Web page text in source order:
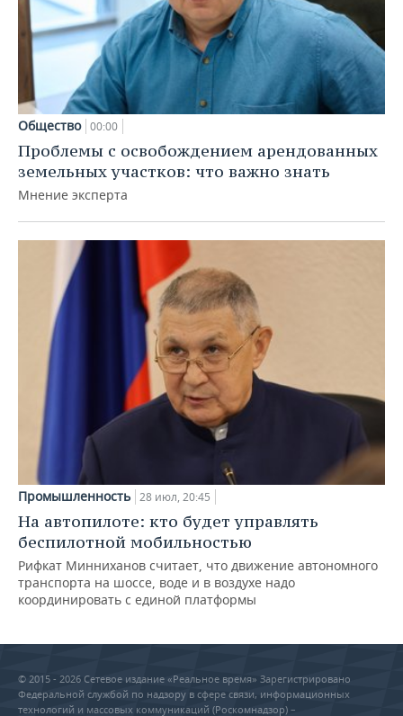
Общество 00:00
Проблемы с освобождением арендованных
земельных участков: что важно знать
Мнение эксперта
Промышленность 28 июл, 20:45
На автопилоте: кто будет управлять
беспилотной мобильностью
Рифкат Минниханов считает, что движение автономного
транспорта на шоссе, воде и в воздухе надо
координировать с единой платформы
© 2015 - 2026 Сетевое издание «Реальное время» Зарегистрировано
Федеральной службой по надзору в сфере связи, информационных
технологий и массовых коммуникаций (Роскомнадзор) –